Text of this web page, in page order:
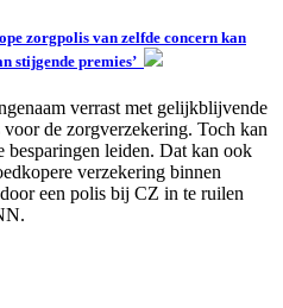
zorgpolis van zelfde concern kan
stijgende premies’
verrast met gelijkblijvende
de zorgverzekering. Toch kan
besparingen leiden. Dat kan ook
verzekering binnen
een polis bij CZ in te ruilen